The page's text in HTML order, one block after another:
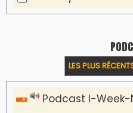
LES PLUS
Podcast I-Week-